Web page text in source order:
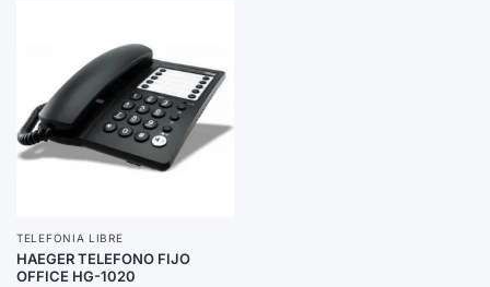
No esperes más para elegir el smartphone que mejor se
adapte a tus necesidades y disfruta de la libertad que
solo la telefonía libre puede ofrecerte.
TELEFONIA LIBRE
HAEGER TELEFONO FIJO
OFFICE HG-1020